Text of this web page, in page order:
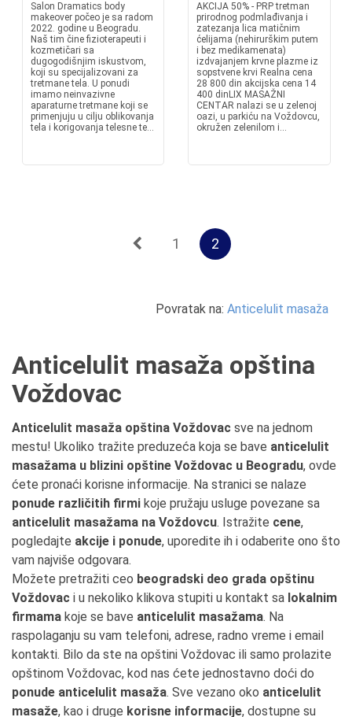
Salon Dramatics body
makeover počeo je sa radom
2022. godine u Beogradu.
Naš tim čine fizioterapeuti i
kozmetičari sa
dugogodišnjim iskustvom,
koji su specijalizovani za
tretmane tela. U ponudi
imamo neinvazivne
aparaturne tretmane koji se
primenjuju u cilju oblikovanja
tela i korigovanja telesne te...
AKCIJA 50% - PRP tretman
prirodnog podmlađivanja i
zatezanja lica matičnim
ćelijama (nehirurškim putem
i bez medikamenata)
izdvajanjem krvne plazme iz
sopstvene krvi Realna cena
28 800 din akcijska cena 14
400 dinLIX MASAŽNI
CENTAR nalazi se u zelenoj
oazi, u parkiću na Voždovcu,
okružen zelenilom i...
1 2
Povratak na: Anticelulit masaža
Anticelulit masaža opština
Voždovac
Anticelulit masaža opština Voždovac sve na jednom
mestu! Ukoliko tražite preduzeća koja se bave anticelulit
masažama u blizini opštine Voždovac u Beogradu, ovde
ćete pronaći korisne informacije. Na stranici se nalaze
ponude različitih firmi koje pružaju usluge povezane sa
anticelulit masažama na Voždovcu. Istražite cene,
pogledajte akcije i ponude, uporedite ih i odaberite ono što
vam najviše odgovara.
Možete pretražiti ceo beogradski deo grada opštinu
Voždovac i u nekoliko klikova stupiti u kontakt sa lokalnim
firmama koje se bave anticelulit masažama. Na
raspolaganju su vam telefoni, adrese, radno vreme i email
kontakti. Bilo da ste na opštini Voždovac ili samo prolazite
opštinom Voždovac, kod nas ćete jednostavno doći do
ponude anticelulit masaža. Sve vezano oko anticelulit
masaže, kao i druge korisne informacije, dostupne su